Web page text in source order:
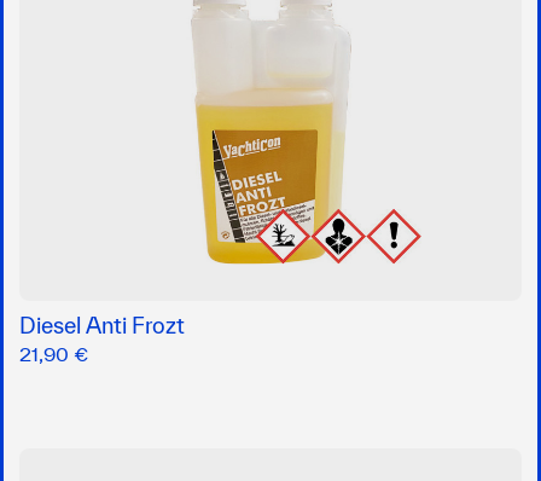
Diesel Anti Frozt
21,90 €